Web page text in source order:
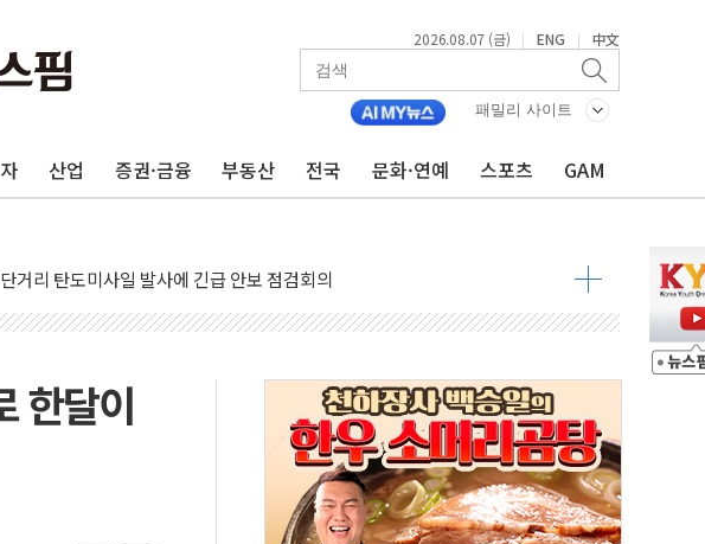
2026.08.07 (금) | ENG | 中文
패밀리 사이트
산업 증권·금융 부동산 전국 문화·연예 스포츠 GAM
방 "러, 우크라 드론으로 나토 회원국 공격 검토… 거짓 깃발 작전"
실리콘밸리서 젠슨 황 재회…로봇·AI 데이터센터·모빌리티 구체화
업이익 N% 성과급 반대…상법·자본시장법 개정 논의"
최고…美 고용 둔화·호르무즈 재개방 기대에 강세
긴장 완화에 실적 호조까지, 상승...호실적 보고 기업 상승세 뚜렷
수 하락 속 'DGC' 임시 주총 기대감에 홀로 상한가…마진 잔액은 사상 최고
' 다이먼 "금융시장 레버리지 위험수위…숨은 차입이 더 큰 변수"
공장서 화재 1명 중상…대응 1단계 진압 중
장관 "주 52시간 손봐야, 경쟁상대 中과 비교해야"
설 80주년…지역과 함께하는 '선봉'의 대민 봉사
한달이